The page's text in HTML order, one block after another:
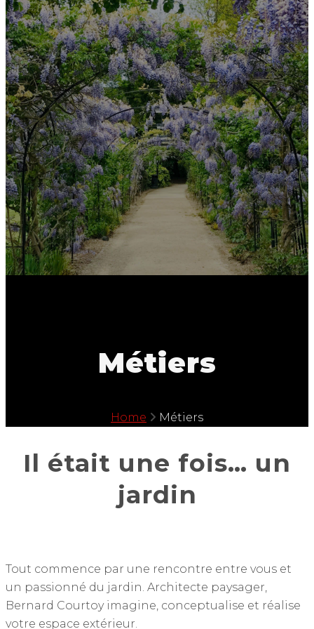
Métiers
Home Métiers
Il était une fois… un
jardin
Tout commence par une rencontre entre vous et
un passionné du jardin. Architecte paysager,
Bernard Courtoy imagine, conceptualise et réalise
votre espace extérieur.